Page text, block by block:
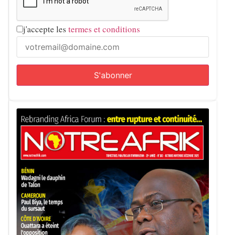
j'accepte les termes et conditions